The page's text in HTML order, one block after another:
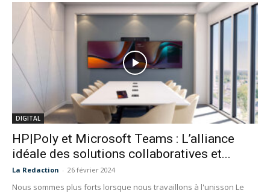
DIGITAL
HP|Poly et Microsoft Teams : L’alliance
idéale des solutions collaboratives et...
La Redaction - 26 février 2024
Nous sommes plus forts lorsque nous travaillons à l'unisson Le